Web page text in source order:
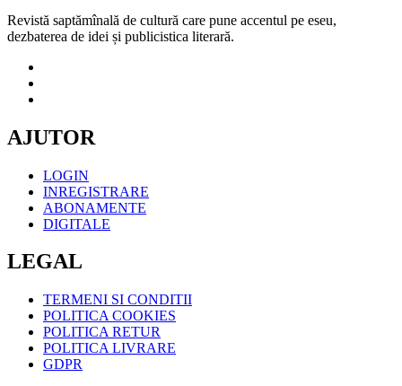
Revistă saptămînală de cultură care pune accentul pe eseu,
dezbaterea de idei și publicistica literară.
AJUTOR
LOGIN
INREGISTRARE
ABONAMENTE
DIGITALE
LEGAL
TERMENI SI CONDITII
POLITICA COOKIES
POLITICA RETUR
POLITICA LIVRARE
GDPR